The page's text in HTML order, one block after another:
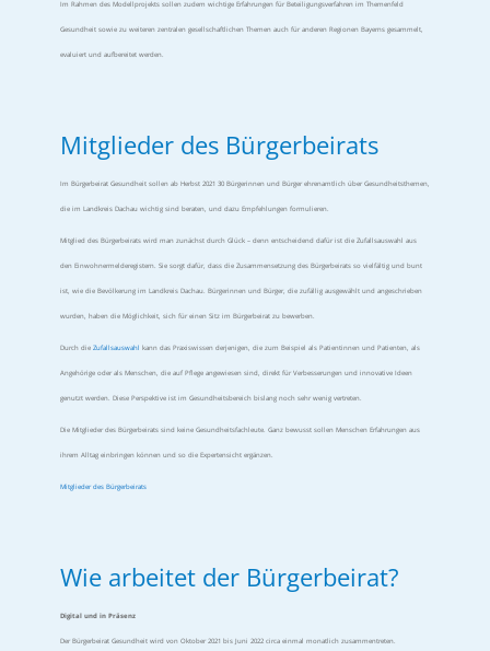
Im Rahmen des Modellprojekts sollen zudem wichtige Erfahrungen für Beteiligungsverfahren im Themenfeld
Gesundheit sowie zu weiteren zentralen gesellschaftlichen Themen auch für anderen Regionen Bayerns gesammelt,
evaluiert und aufbereitet werden.
Mitglieder des Bürgerbeirats
Im Bürgerbeirat Gesundheit sollen ab Herbst 2021 30 Bürgerinnen und Bürger ehrenamtlich über Gesundheitsthemen,
die im Landkreis Dachau wichtig sind beraten, und dazu Empfehlungen formulieren.
Mitglied des Bürgerbeirats wird man zunächst durch Glück – denn entscheidend dafür ist die Zufallsauswahl aus
den Einwohnermelderegistern. Sie sorgt dafür, dass die Zusammensetzung des Bürgerbeirats so vielfältig und bunt
ist, wie die Bevölkerung im Landkreis Dachau. Bürgerinnen und Bürger, die zufällig ausgewählt und angeschrieben
wurden, haben die Möglichkeit, sich für einen Sitz im Bürgerbeirat zu bewerben.
Durch die Zufallsauswahl kann das Praxiswissen derjenigen, die zum Beispiel als Patientinnen und Patienten, als
Angehörige oder als Menschen, die auf Pflege angewiesen sind, direkt für Verbesserungen und innovative Ideen
genutzt werden. Diese Perspektive ist im Gesundheitsbereich bislang noch sehr wenig vertreten.
Die Mitglieder des Bürgerbeirats sind keine Gesundheitsfachleute. Ganz bewusst sollen Menschen Erfahrungen aus
ihrem Alltag einbringen können und so die Expertensicht ergänzen.
Mitglieder des Bürgerbeirats
Wie arbeitet der Bürgerbeirat?
Digital und in Präsenz
Der Bürgerbeirat Gesundheit wird von Oktober 2021 bis Juni 2022 circa einmal monatlich zusammentreten.